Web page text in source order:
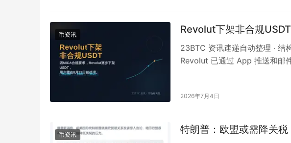
币资讯 Revolut下架非合规USDT
23BTC 资讯速递自动整理 · 结
Revolut 已通过 App 推送和邮
2026年7月4日
币资讯 特朗普：欧盟或需降关税